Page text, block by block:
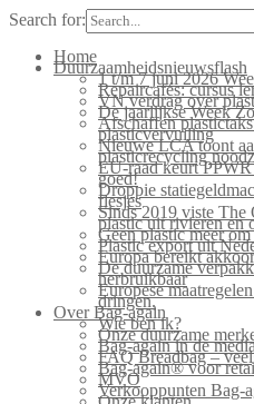
Search for:
Home
Duurzaamheidsnieuwsflash
1 t/m 7 juni 2026
Repaircafés: cursus
VN verdrag over
De jaarlijkse Week
Afschaffen
plasticvervuiling
Nieuwe LCA toont
plasticrecycling
EU-raad keurt
goed!
Droppie
flesjes
Sinds 2019 viste The
plastic uit rivieren en
Geen plastic meer
Plastic export uit
Europa bereikt
De duurzame
herbruikbaar
Europese
dringen.
Over Bag-again
Wie ben ik?
Onze duurzame
Bag-again in de
FAQ Breadbag –
Bag-again® voor
MVO
Verkooppunten Bag-